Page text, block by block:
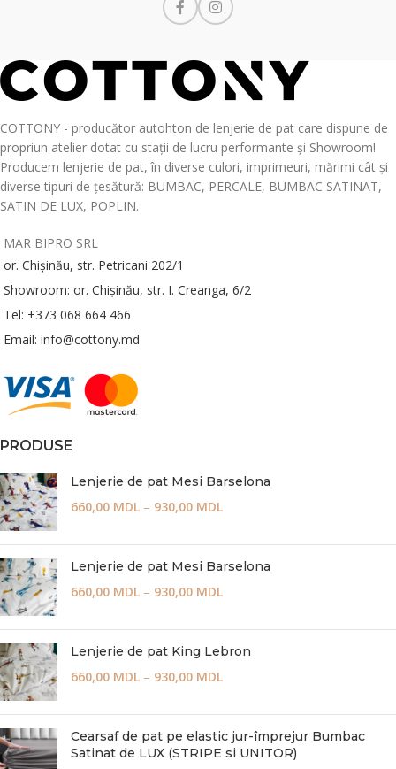
COTTONY - producător autohton de lenjerie de pat care dispune de
propriun atelier dotat cu stații de lucru performante și Showroom!
Producem lenjerie de pat, în diverse culori, imprimeuri, mărimi cât și
diverse tipuri de țesătură: BUMBAC, PERCALE, BUMBAC SATINAT,
SATIN DE LUX, POPLIN.
MAR BIPRO SRL
or. Chișinău, str. Petricani 202/1
Showroom: or. Chișinău, str. I. Creanga, 6/2
Tel: +373 068 664 466
Email: info@cottony.md
PRODUSE
Lenjerie de pat Mesi Barselona
660,00 MDL – 930,00 MDL
Lenjerie de pat Mesi Barselona
660,00 MDL – 930,00 MDL
Lenjerie de pat King Lebron
660,00 MDL – 930,00 MDL
Cearsaf de pat pe elastic jur-împrejur Bumbac
Satinat de LUX (STRIPE si UNITOR)